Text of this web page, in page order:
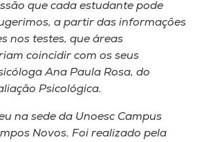
que cada estudante pode
a partir das informações
nos testes, que áreas
coincidir com os seus
Ana Paula Rosa, do
Psicológica.
na sede da Unoesc Campus
Novos. Foi realizado pela